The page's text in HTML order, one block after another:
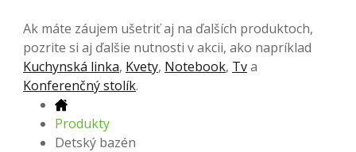
Ak máte záujem ušetriť aj na ďalších produktoch,
pozrite si aj ďalšie nutnosti v akcii, ako napríklad
Kuchynská linka, Kvety, Notebook, Tva
Konferenčný stolík.
Produkty
Detský bazén